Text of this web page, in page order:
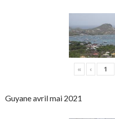
« ‹
Guyane avril mai 2021